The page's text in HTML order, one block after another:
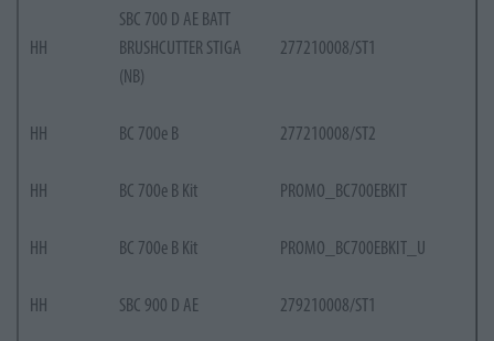
HH
SBC 700 D AE BATT
BRUSHCUTTER STIGA
(NB)
277210008/ST1
HH BC 700e B 277210008/ST2
HH BC 700e B Kit PROMO_BC700EBKIT
HH BC 700e B Kit PROMO_BC700EBKIT_U
HH SBC 900 D AE 279210008/ST1